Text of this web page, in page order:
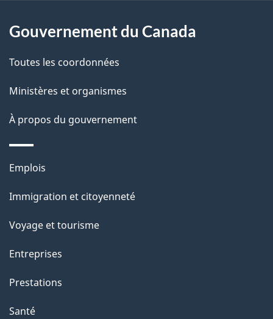
i
l
s
d
e
l
a
p
a
g
e
propos
de
ce
site
Gouvernement du Canada
Toutes les coordonnées
Ministères et organismes
À propos du gouvernement
Thèmes
sujets
Emplois
Immigration et citoyenneté
Voyage et tourisme
Entreprises
Prestations
Santé